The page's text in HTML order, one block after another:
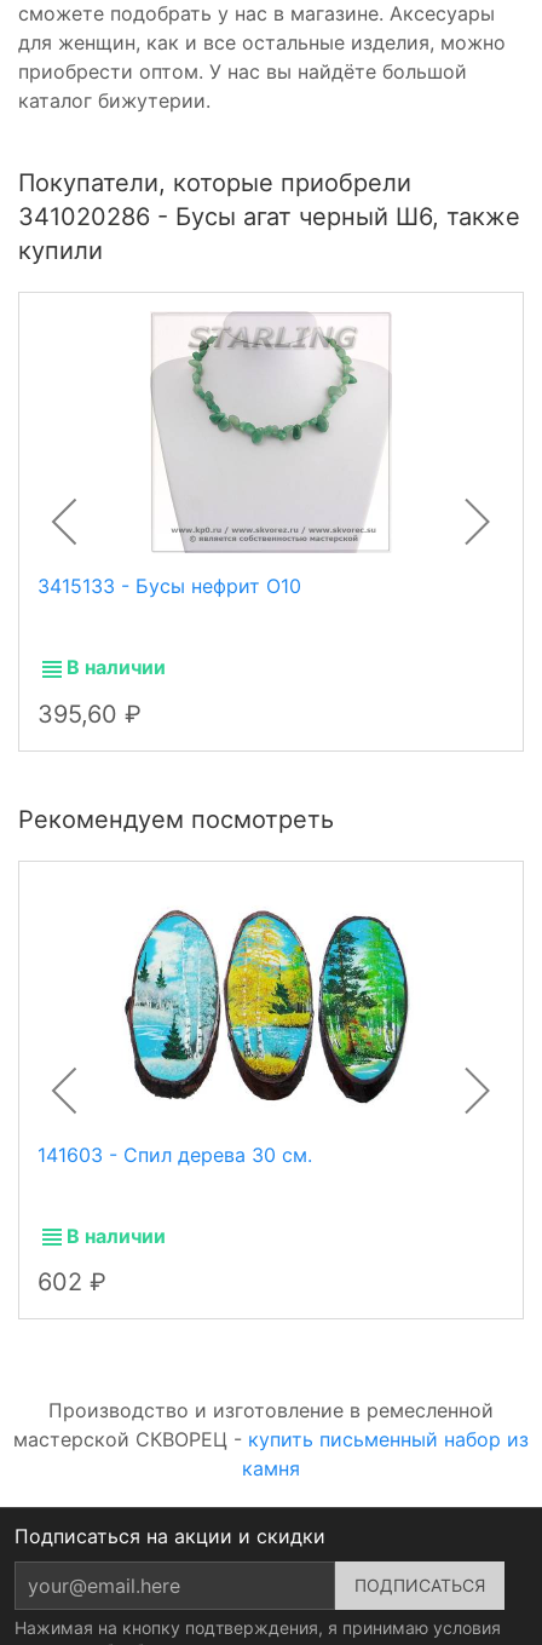
сможете подобрать у нас в магазине. Аксесуары
для женщин, как и все остальные изделия, можно
приобрести оптом. У нас вы найдёте большой
каталог бижутерии.
Покупатели, которые приобрели
341020286 - Бусы агат черный Ш6, также
купили
3415133 - Бусы нефрит О10
В наличии
395,60
Рекомендуем посмотреть
141603 - Спил дерева 30 см.
В наличии
602
Производство и изготовление в ремесленной
мастерской СКВОРЕЦ - купить письменный набор из
камня
Подписаться на акции и скидки
Нажимая на кнопку подтверждения, я принимаю условия